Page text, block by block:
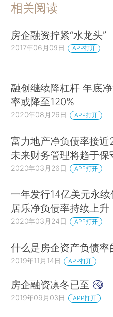
相关阅读
房企融资拧紧“水龙头”
2017年06月09日 APP打开
融创继续降杠杆 年底
率或降至120%
2020年08月26日 APP打开
富力地产净负债率接近
未来财务管理将趋于保
2020年03月26日 APP打开
一年发行14亿美元永续
居乐净负债率持续上升
2020年03月24日 APP打开
什么是房企资产负债率
2019年11月14日 APP打开
房企融资凛冬已至
2019年09月03日 APP打开